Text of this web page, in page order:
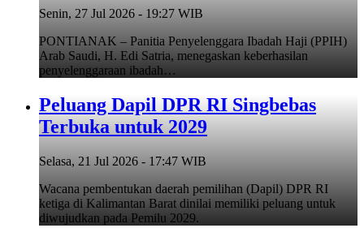
Senin, 27 Jul 2026 - 19:27 WIB
PONTIANAK – Panitia Penyelenggara Ibadah Haji (PPIH)
Arab Saudi, H. Edi Satria, menegaskan keberhasilan
penyelenggaraan ibadah…
Peluang Dapil DPR RI Singbebas
Terbuka untuk 2029
Selasa, 21 Jul 2026 - 17:47 WIB
Wacana pembentukan daerah pemilihan (Dapil) DPR RI
ketiga di Kalimantan Barat dinilai memiliki peluang untuk
diwujudkan pada Pemilu 2029.